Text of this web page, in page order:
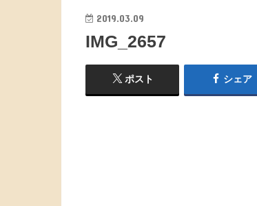
2019.03.09
IMG_2657
ポスト シェア